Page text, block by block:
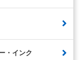
・インク